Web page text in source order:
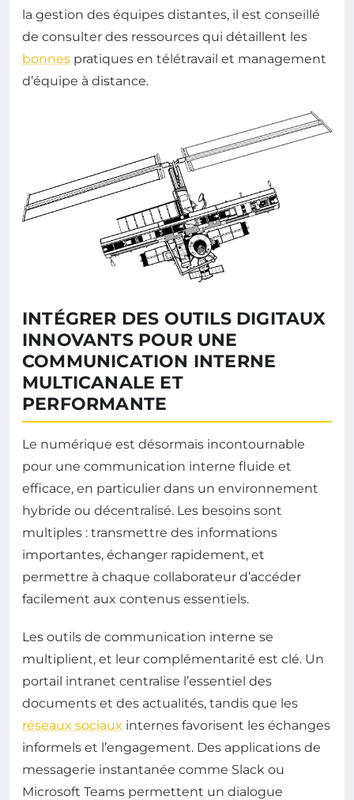
la gestion des équipes distantes, il est conseillé
de consulter des ressources qui détaillent les
bonnes pratiques en télétravail et management
d’équipe à distance.
INTÉGRER DES OUTILS DIGITAUX
INNOVANTS POUR UNE
COMMUNICATION INTERNE
MULTICANALE ET
PERFORMANTE
Le numérique est désormais incontournable
pour une communication interne fluide et
efficace, en particulier dans un environnement
hybride ou décentralisé. Les besoins sont
multiples : transmettre des informations
importantes, échanger rapidement, et
permettre à chaque collaborateur d’accéder
facilement aux contenus essentiels.
Les outils de communication interne se
multiplient, et leur complémentarité est clé. Un
portail intranet centralise l’essentiel des
documents et des actualités, tandis que les
réseaux sociaux internes favorisent les échanges
informels et l’engagement. Des applications de
messagerie instantanée comme Slack ou
Microsoft Teams permettent un dialogue